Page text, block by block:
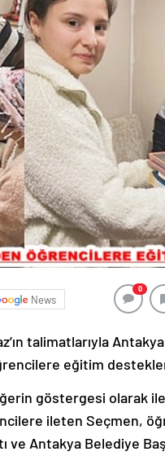
News
0
talimatlarıyla
eğitim
göstergesi olarak
ileten Seçmen,
Antakya Belediye